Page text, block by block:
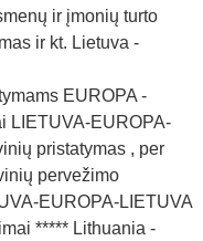
ir įmonių turto
ir kt. Lietuva -
EUROPA -
LIETUVA-EUROPA-
pristatymas , per
pervežimo
EUROPA-LIETUVA
***** Lithuania -